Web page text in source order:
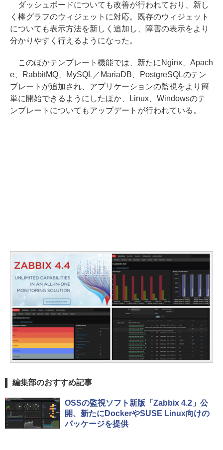
ダッシュボードについても改善が行われており、新し
く棒グラフのウィジェットに対応。既存のウィジェット
についても表示方法を新しく追加し、障害の表示をより
分かりやすく行えるようになった。
このほかテンプレート機能では、新たにNginx、Apach
e、RabbitMQ、MySQL／MariaDB、PostgreSQLのテン
プレートが追加され、アプリケーションの監視をより簡
単に開始できるようにしたほか、Linux、Windowsのテ
ンプレートについてもアップデートが行われている。
編集部のおすすめ記事
OSSの監視ソフト新版「Zabbix 4.2」公
開、新たにDockerやSUSE Linux向けの
パッケージを提供